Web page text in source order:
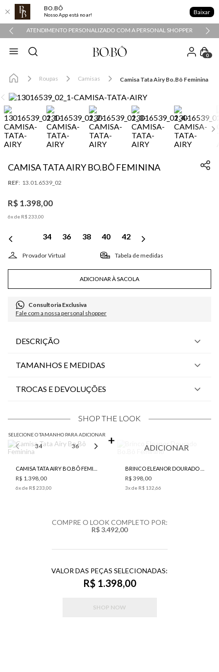
BO.BÔ
Nosso App está no ar! Baixar
ATENDIMENTO PERSONALIZADO COM A PERSONAL SHOPPER
0
Roupas Camisas Camisa Tata Airy Bo.Bô Feminina
CAMISA TATA AIRY BO.BÔ FEMININA
: 13.01.6539_02
R$1.398,00
6x de R$233 00
34 36 38 40 42
Tabela de medidas
ADICIONAR À SACOLA
Consultoria Exclusiva
Fale com a nossa personal shopper
DESCRIÇÃO
TAMANHOS E MEDIDAS
TROCAS E DEVOLUÇÕES
SHOP THE LOOK
SELECIONE O TAMANHO PARA ADICIONAR
34 36 38 40 42
R$ 1.398,00
6x de R$ 233,00
ADICIONAR
R$ 398,00
3x de R$ 132,66
COMPRE O LOOK COMPLETO POR:
R$ 3.492,00
VALOR DAS PEÇAS SELECIONADAS:
R$ 1.398,00
SHOP NOW